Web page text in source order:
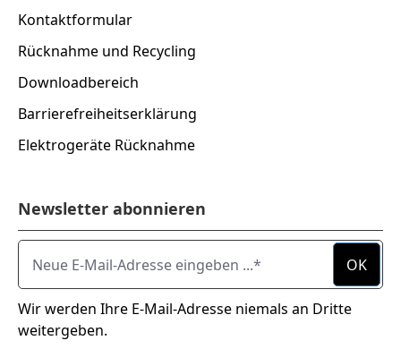
Kontaktformular
Rücknahme und Recycling
Downloadbereich
Barrierefreiheitserklärung
Elektrogeräte Rücknahme
Newsletter abonnieren
Neue E-Mail-Adresse eingeben ...
OK
Wir werden Ihre E-Mail-Adresse niemals an Dritte
weitergeben.